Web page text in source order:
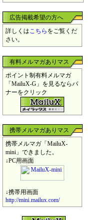
広告掲載希望の方へ
詳しくはこちら をご覧くだ
さい。
有料メルマガありマス
ポイント制有料メルマガ
「MailuX-G」を見るならバ
ナーをクリック
携帯メルマガありマス
携帯メルマガ「MailuX-
mini」できました。
↓PC用画面
↓携帯用画面
http://mini.mailux.com/